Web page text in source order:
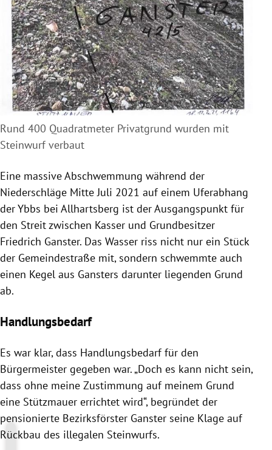
Rund 400 Quadratmeter Privatgrund wurden mit
Steinwurf verbaut
Eine massive Abschwemmung während der
Niederschläge Mitte Juli 2021 auf einem Uferabhang
der Ybbs bei Allhartsberg ist der Ausgangspunkt für
den Streit zwischen Kasser und Grundbesitzer
Friedrich Ganster. Das Wasser riss nicht nur ein Stück
der Gemeindestraße mit, sondern schwemmte auch
einen Kegel aus Gansters darunter liegenden Grund
ab.
Handlungsbedarf
Es war klar, dass Handlungsbedarf für den
Bürgermeister gegeben war. „Doch es kann nicht sein,
dass ohne meine Zustimmung auf meinem Grund
eine Stützmauer errichtet wird“, begründet der
pensionierte Bezirksförster Ganster seine Klage auf
Rückbau des illegalen Steinwurfs.